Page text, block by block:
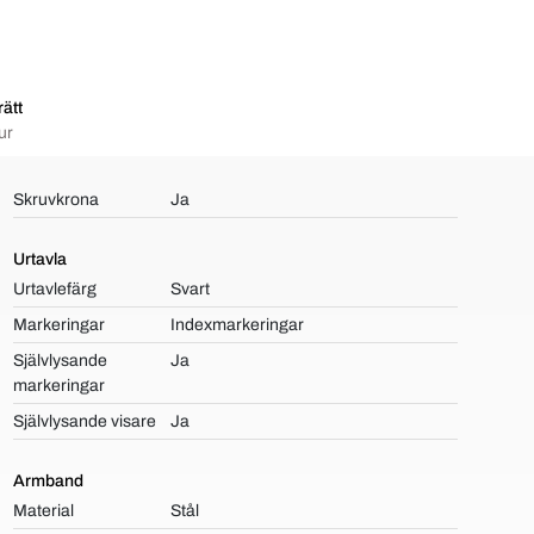
Skruvkrona Ja
Urtavla
Urtavlefärg
Svart
Markeringar
Indexmarkeringar
Självlysande
markeringar
Ja
Självlysande visare Ja
Armband
Material
Stål